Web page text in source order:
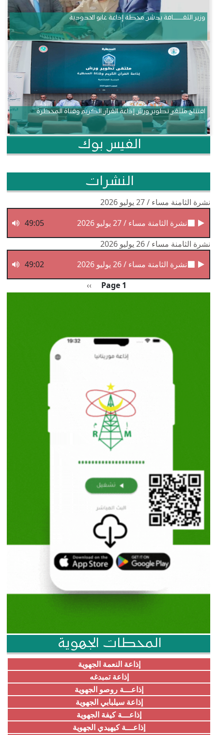
وزير الثقــــــــــافة يدشن محطة إذاعة غابو الحدودية
افتتاح ملتقى تطوير ورش إذاعة القرآن الكريم وقناة المحظرة
الفيس بوك
النشرات
نشرة الثامنة مساء / 27 يوليو 2026
نشرة الثامنة مساء / 27 يوليو 2026
49:05
نشرة الثامنة مساء / 26 يوليو 2026
نشرة الثامنة مساء / 26 يوليو 2026
49:02
Page 1 الصفحة التالية
››
المحطات الجهوية
إذاعة النعمة الجهوية
إذاعة تمبدغه
إذاعـــة روصو الجهوية
إذاعة سيلبابي الجهوية
إذاعـــة كيفة الجهوية
إذاعـــة كيهيدي الجهوية